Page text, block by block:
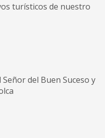
turísticos de nuestro
del Buen Suceso y